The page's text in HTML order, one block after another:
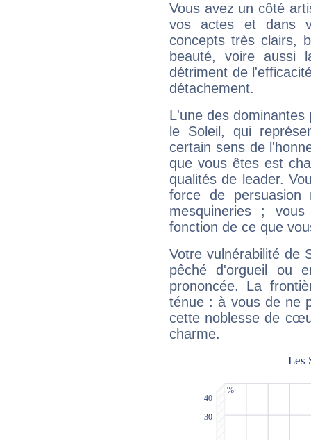
Vous avez un côté
vos actes et dans
concepts très clairs,
beauté, voire aussi
détriment de
détachement.
L'une des
le Soleil, qui
certain sens de
que vous êtes est
qualités de leader.
force de
mesquineries ;
fonction de ce que
Votre vulnérabilité de
pêché d'orgueil ou
prononcée. La
ténue : à vous de ne
cette noblesse de
charme.